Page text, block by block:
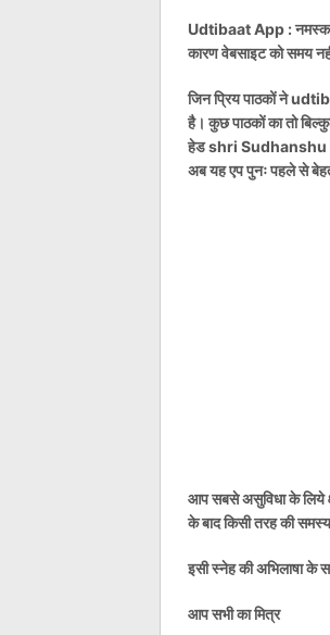
Udtibaat App :
कारण वेबसाइट को समय
जिन प्रिय पाठकों ने
है। कुछ पाठकों का तो
हेड shri Sudhanshu
अब यह एप पुनः पहले से
आप सबसे असुविधा के लिये
के बाद किसी तरह की
इसी स्नेह की अभिलाषा के
आप सभी का मित्र